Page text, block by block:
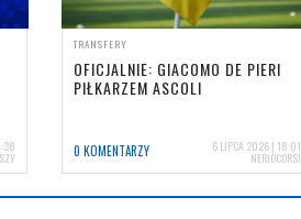
TRANSFERY
OFICJALNIE: GIACOMO DE PIERI
PIŁKARZEM ASCOLI
0 KOMENTARZY 6 LIPCA 2026 | 18:01
NERIOCORSI